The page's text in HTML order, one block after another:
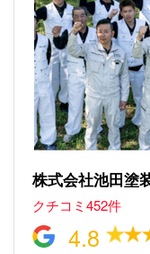
株式会社池田塗
クチコミ452件
4.8